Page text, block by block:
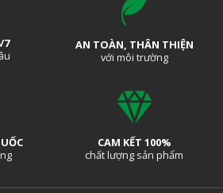
7
AN TOÀN, THÂN THIỆN
với môi trường
CAM KẾT 100%
chất lượng sản phẩm